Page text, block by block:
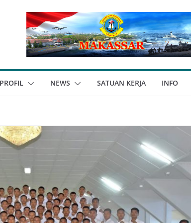
PROFIL NEWS SATUAN KERJA INFO